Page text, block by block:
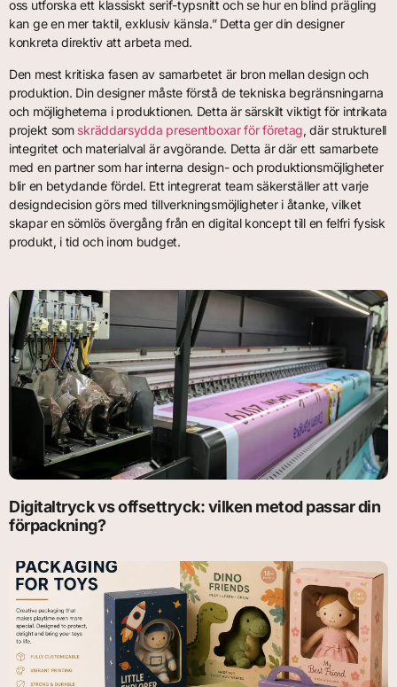
oss utforska ett klassiskt serif-typsnitt och se hur en blind prägling
kan ge en mer taktil, exklusiv känsla.” Detta ger din designer
konkreta direktiv att arbeta med.
Den mest kritiska fasen av samarbetet är bron mellan design och
produktion. Din designer måste förstå de tekniska begränsningarna
och möjligheterna i produktionen. Detta är särskilt viktigt för intrikata
projekt som skräddarsydda presentboxar för företag, där strukturell
integritet och materialval är avgörande. Detta är där ett samarbete
med en partner som har interna design- och produktionsmöjligheter
blir en betydande fördel. Ett integrerat team säkerställer att varje
designdecision görs med tillverkningsmöjligheter i åtanke, vilket
skapar en sömlös övergång från en digital koncept till en felfri fysisk
produkt, i tid och inom budget.
Digitaltryck vs offsettryck: vilken metod passar din
förpackning?